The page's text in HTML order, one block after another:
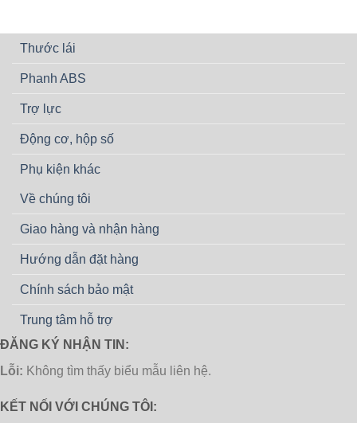
Thước lái
Phanh ABS
Trợ lực
Động cơ, hộp số
Phụ kiện khác
Về chúng tôi
Giao hàng và nhận hàng
Hướng dẫn đặt hàng
Chính sách bảo mật
Trung tâm hỗ trợ
ĐĂNG KÝ NHẬN TIN:
Lỗi: Không tìm thấy biểu mẫu liên hệ.
KẾT NỐI VỚI CHÚNG TÔI: